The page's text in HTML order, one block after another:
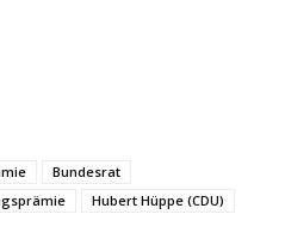
Bundesrat
Hubert Hüppe (CDU)